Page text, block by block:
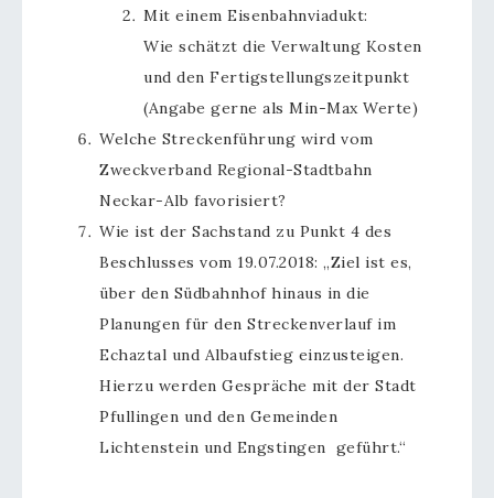
Mit einem Eisenbahnviadukt:
Wie schätzt die Verwaltung Kosten
und den Fertigstellungszeitpunkt
(Angabe gerne als Min-Max Werte)
Welche Streckenführung wird vom
Zweckverband Regional-Stadtbahn
Neckar-Alb favorisiert?
Wie ist der Sachstand zu Punkt 4 des
Beschlusses vom 19.07.2018: „Ziel ist es,
über den Südbahnhof hinaus in die
Planungen für den Streckenverlauf im
Echaztal und Albaufstieg einzusteigen.
Hierzu werden Gespräche mit der Stadt
Pfullingen und den Gemeinden
Lichtenstein und Engstingen geführt.“